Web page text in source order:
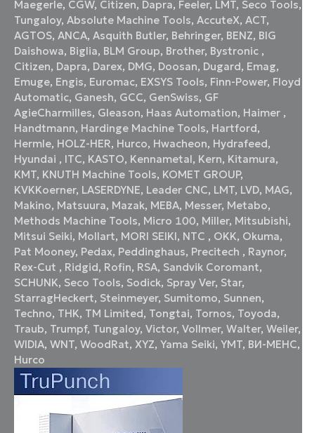
Maegerle, CGW, Citizen, Dapra, Feeler, LMT, Seco Tools,
Tungaloy,Absolute Machine Tools,AccuteX,ACT,
AGTOS,ANCA,Asquith Butler, Behringer, BENZ, BIG
Daishowa, Biglia, BLM Group, Brother, Bystronic ,
Citizen, Dapra, Darex, DMG, Doosan, Dugard, Emag,
Emuge, Engis, Euromac, EXSYS Tools, Finn-Power, Floyd
Automatic, Ganesh, GCC, GenSwiss, GF
AgieCharmilles, Gleason, Haas Automation, Haimer ,
Handtmann, Hardinge Machine Tools, Hartford,
Hermle, HOLZ-HER, Hurco, Hwacheon, Hydrafeed,
Hyundai , ITC, KASTO, Kennametal, Kern, Kitamura,
KMT, KNUTH Machine Tools, KOMET GROUP,
KVKKoerner, LASERDYNE, Leader CNC, LMT, LVD, MAG,
Makino, Matsuura, Mazak, MEBA, Messer, Metabo,
Methods Machine Tools, Micro 100, Miller, Mitsubishi,
Mitsui Seiki, Mollart, MORI SEIKI, NTC , OKK, Okuma,
Pat Mooney, Pedax, Peddinghaus, Precitech , Raynor,
Rex-Cut , Ridgid, Rofin, RSA, Sandvik Coromant,
SCHUNK, Seco Tools, Sodick, Spray Ver, Star,
StarragHeckert, Steinmeyer, Sumitomo, Sunnen,
Techno, THK, TM Limited, Tongtai, Tornos, Toyoda,
Traub, Trumpf, Tungaloy,Victor,Vollmer,Walter,Weiler,
WIDIA,WNT,WoodRat,XYZ,Yama Seiki,YMT, ВИ-МЕНС,
Нurco